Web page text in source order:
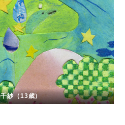
紗（13歳）